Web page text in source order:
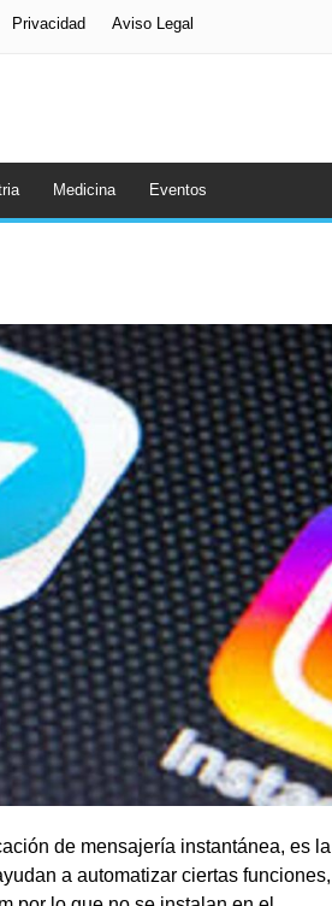
Privacidad Aviso Legal
Medicina Eventos
de mensajería instantánea, es la
a automatizar ciertas funciones,